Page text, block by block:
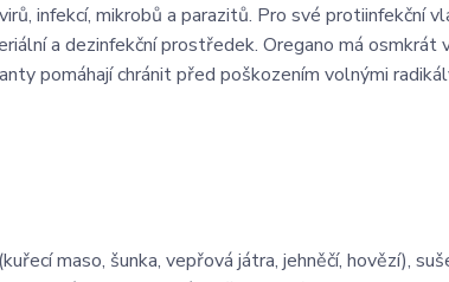
infekcí, mikrobů a parazitů. Pro své protiinfekční
a dezinfekční prostředek. Oregano má
pomáhají chránit před poškozením volnými
maso, šunka, vepřová játra, jehněčí, hovězí),